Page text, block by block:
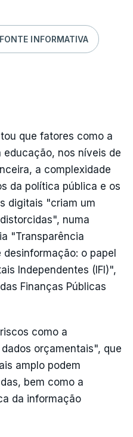
INFORMATIVA
que fatores como a
nos níveis de
a complexidade
da política pública e os
digitais "criam um
numa
"Transparência
o papel
Independentes (IFI)",
Finanças Públicas
como a
orçamentais", que
amplo podem
bem como a
da informação